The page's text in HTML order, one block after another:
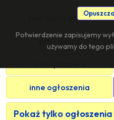
Potwierdzenie zapisujemy
używamy do tego
pan szuka grupy
s/m - grupy
inne ogłoszenia
Pokaż tylko